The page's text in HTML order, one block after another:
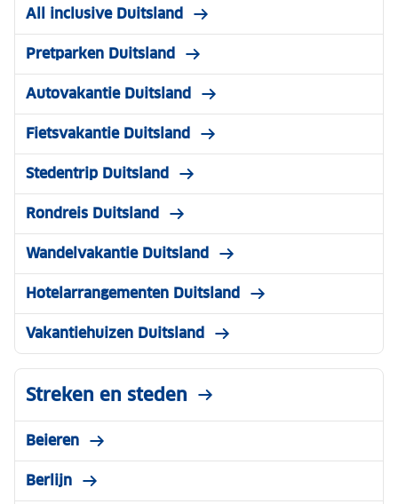
All inclusive Duitsland
Pretparken Duitsland
Autovakantie Duitsland
Fietsvakantie Duitsland
Stedentrip Duitsland
Rondreis Duitsland
Wandelvakantie Duitsland
Hotelarrangementen Duitsland
Vakantiehuizen Duitsland
Streken en steden
Beieren
Berlijn